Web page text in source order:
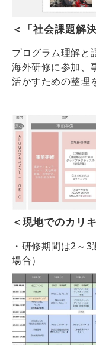
＜「社会課題解
プログラム理解と
海外研修に参加、
活かすための整理
＜現地でのカリ
・研修期間は2～
場合）